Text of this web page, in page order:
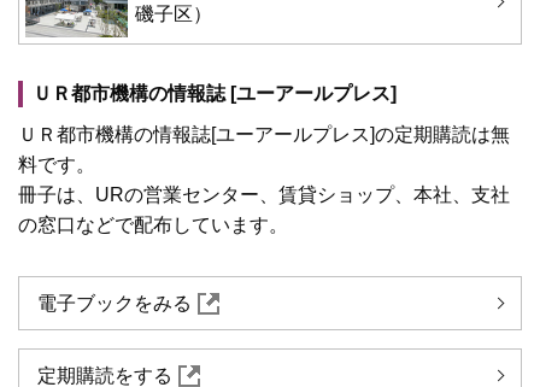
磯子区）
ＵＲ都市機構の情報誌 [ユーアールプレス]
ＵＲ都市機構の情報誌[ユーアールプレス]の定期購読は無
料です。
冊子は、URの営業センター、賃貸ショップ、本社、支社
の窓口などで配布しています。
電子ブックをみる
定期購読をする